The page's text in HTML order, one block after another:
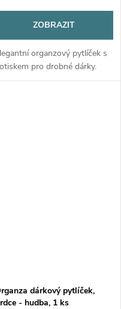
ZOBRAZIT
organzový pytlíček s
pro drobné dárky.
dárkový pytlíček,
- hudba, 1 ks